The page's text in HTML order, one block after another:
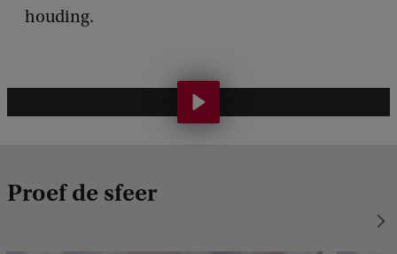
i
k
d
houding.
i
Proef de sfeer